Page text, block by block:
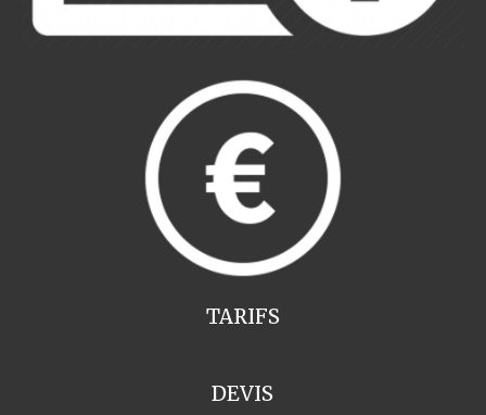
TARIFS
DEVIS